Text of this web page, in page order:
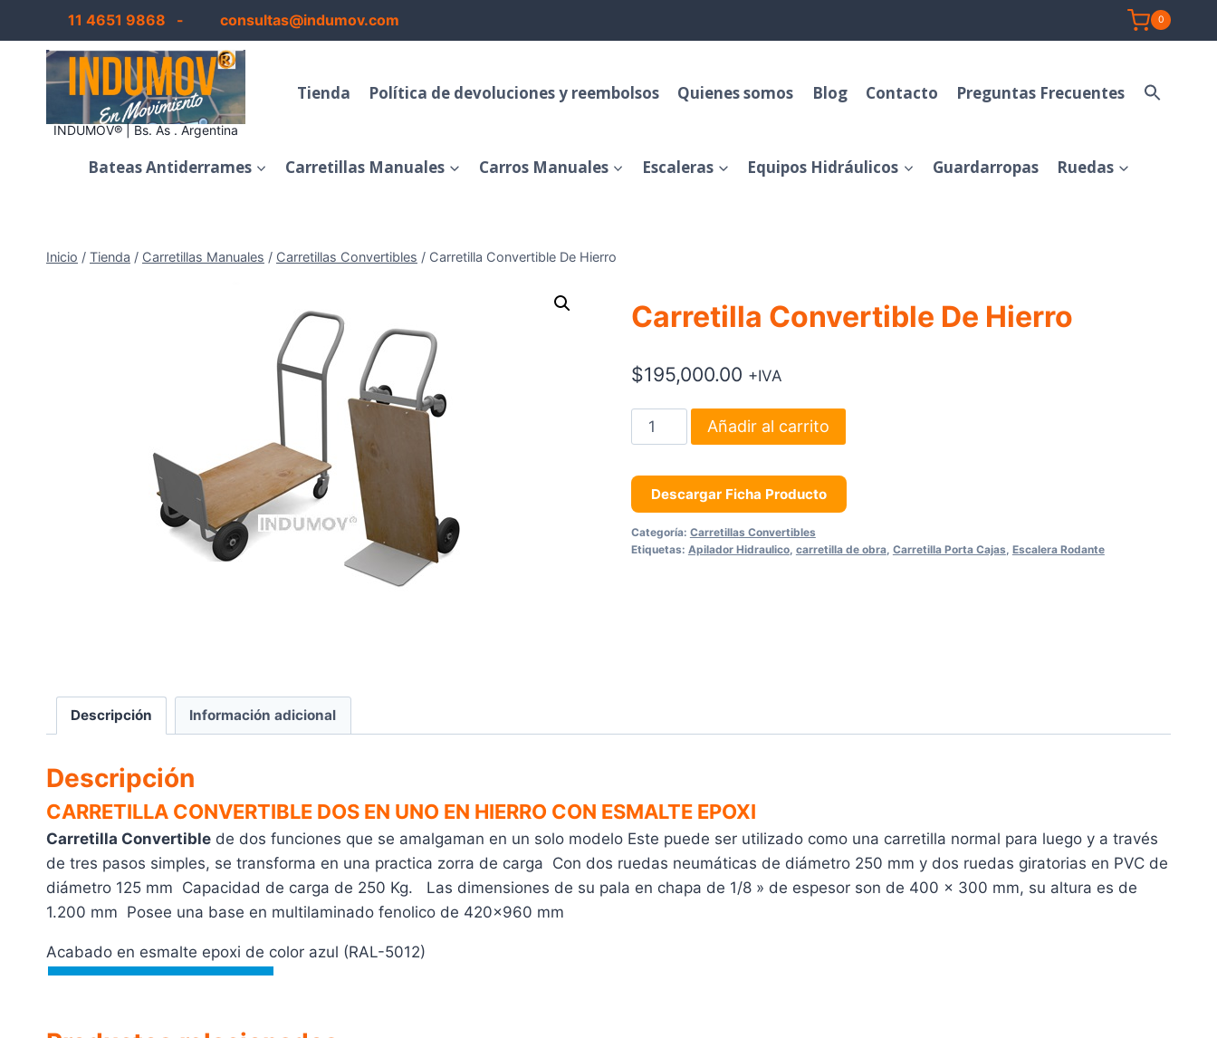
contenido
11 4651 9868 - consultas@indumov.com 0
INDUMOV® | Bs. As . Argentina
Tienda Política de devoluciones y reembolsos Quienes somos Blog Contacto Preguntas Frecuentes
Bateas Antiderrames Carretillas Manuales Carros Manuales Escaleras Equipos Hidráulicos Guardarropas Ruedas
Inicio / Tienda / Carretillas Manuales / Carretillas Convertibles / Carretilla Convertible De Hierro
Carretilla Convertible De Hierro
$195,000.00 +IVA
Carretilla
Convertible
Hierro
cantidad
Añadir al carrito
Descargar Ficha Producto
Categoría: Carretillas Convertibles
Etiquetas: Apilador Hidraulico, carretilla de obra, Carretilla Porta Cajas Escalera Rodante
Descripción Información adicional
Descripción
CARRETILLA CONVERTIBLE DOS EN UNO EN HIERRO CON ESMALTE EPOXI
Carretilla Convertible de dos funciones que se amalgaman en un solo modelo Este puede ser utilizado como una carretilla normal para luego y a través
de tres pasos simples, se transforma en una practica zorra de carga Con dos ruedas neumáticas de diámetro 250 mm y dos ruedas giratorias en PVC de
diámetro 125 mm Capacidad de carga de 250 Kg. Las dimensiones de su pala en chapa de 1/8 » de espesor son de 400 x 300 mm, su altura es de
1.200 mm Posee una base en multilaminado fenolico de 420×960 mm
Acabado en esmalte epoxi de color azul (RAL-5012)